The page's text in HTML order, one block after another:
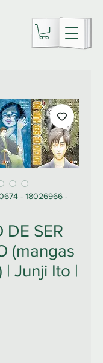
- 18026966 -
DE SER
(mangas
| Junji Ito |